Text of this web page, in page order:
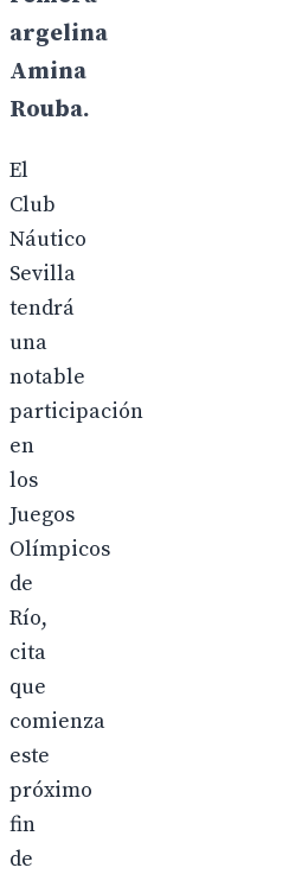
argelina
Amina
Rouba.
El
Club
Náutico
Sevilla
tendrá
una
notable
participación
en
los
Juegos
Olímpicos
de
Río,
cita
que
comienza
este
próximo
fin
de